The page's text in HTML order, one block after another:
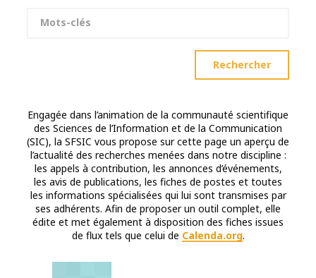
Mots-clés
Rechercher
Engagée dans l’animation de la communauté scientifique
des Sciences de l’Information et de la Communication
(SIC), la SFSIC vous propose sur cette page un aperçu de
l’actualité des recherches menées dans notre discipline :
les appels à contribution, les annonces d’événements,
les avis de publications, les fiches de postes et toutes
les informations spécialisées qui lui sont transmises par
ses adhérents. Afin de proposer un outil complet, elle
édite et met également à disposition des fiches issues
de flux tels que celui de Calenda.org.